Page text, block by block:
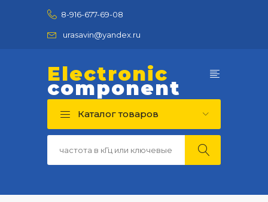
8-916-677-69-08
urasavin@yandex.ru
Electronic
component
Каталог товаров